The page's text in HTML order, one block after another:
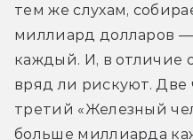
тем же слухам,
миллиард долларов
каждый. И, в отличие
вряд ли рискуют. Две
третий «Железный
больше миллиарда